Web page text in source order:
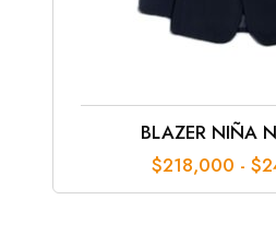
BLAZER NIÑA
$218,000 - $